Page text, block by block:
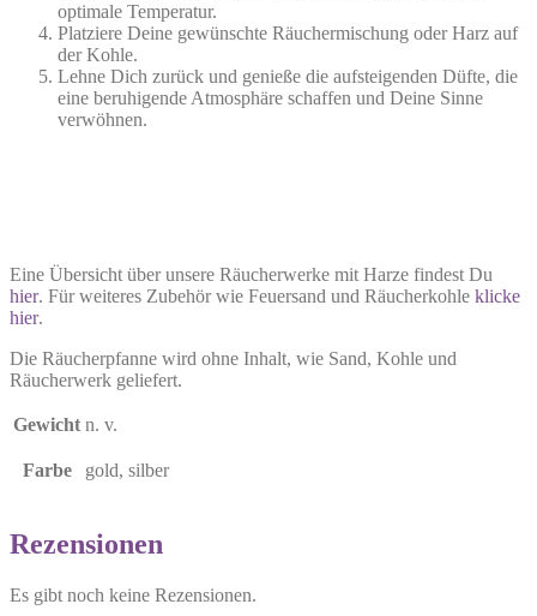
optimale Temperatur.
Platziere Deine gewünschte Räuchermischung oder Harz auf
der Kohle.
Lehne Dich zurück und genieße die aufsteigenden Düfte, die
eine beruhigende Atmosphäre schaffen und Deine Sinne
verwöhnen.
Eine Übersicht über unsere Räucherwerke mit Harze findest Du
hier. Für weiteres Zubehör wie Feuersand und Räucherkohle klicke
hier.
Die Räucherpfanne wird ohne Inhalt, wie Sand, Kohle und
Räucherwerk geliefert.
Gewicht n. v.
Farbe gold, silber
Rezensionen
Es gibt noch keine Rezensionen.